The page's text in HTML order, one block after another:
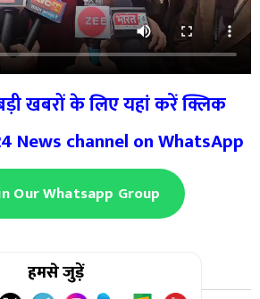
खबरों के लिए यहां करें क्लिक
News channel on WhatsApp
Our Whatsapp Group
हमसे जुड़ें